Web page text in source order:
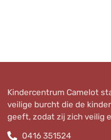
Kindercentrum Camelot
veilige burcht die de
geeft, zodat zij zich veilig
0416 351524